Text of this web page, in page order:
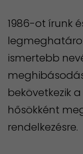
1986-ot írunk
ismertebb
bekövetkezik
hősökként
rendelkezésre.